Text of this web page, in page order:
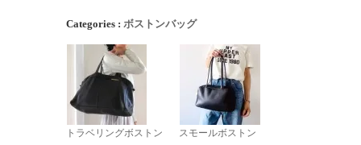
Categories : ボストンバッグ
トラベリングボストン スモールボストン